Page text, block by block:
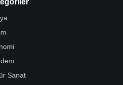
Sanat